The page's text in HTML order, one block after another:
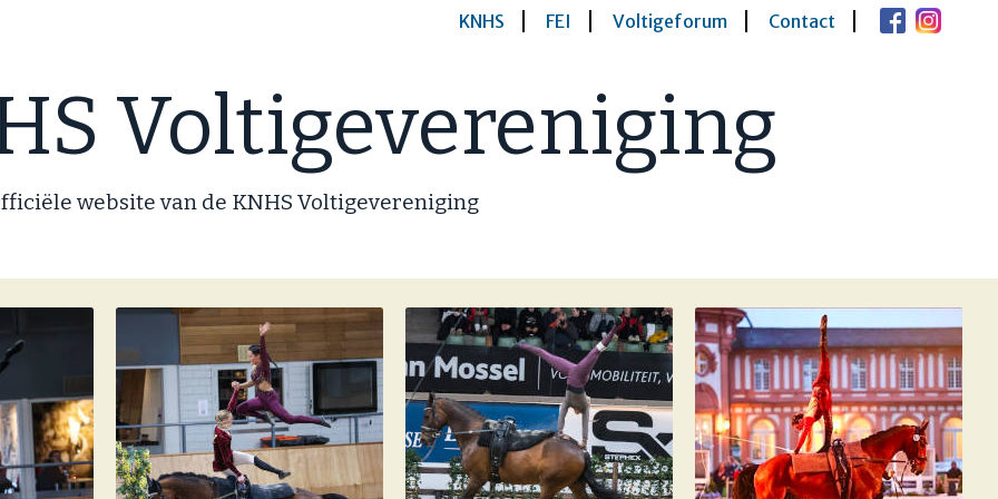
KNHS FEI Voltigeforum Contact
Voltigevereniging
website van de KNHS Voltigevereniging